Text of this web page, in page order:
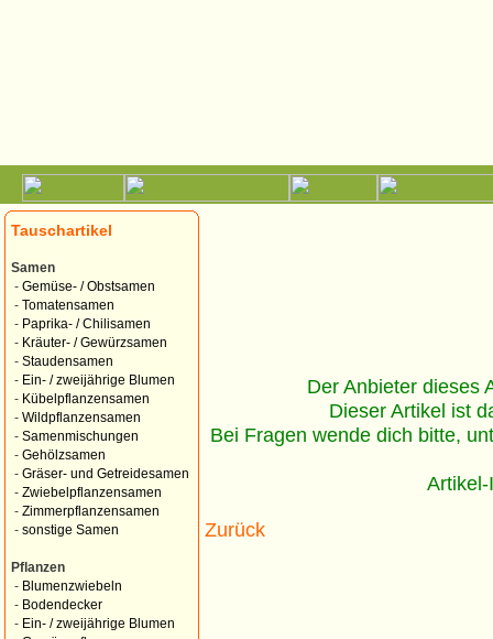
Tauschartikel
Samen
- Gemüse- / Obstsamen
- Tomatensamen
- Paprika- / Chilisamen
- Kräuter- / Gewürzsamen
- Staudensamen
- Ein- / zweijährige Blumen
- Kübelpflanzensamen
- Wildpflanzensamen
- Samenmischungen
- Gehölzsamen
- Gräser- und Getreidesamen
- Zwiebelpflanzensamen
- Zimmerpflanzensamen
- sonstige Samen
Pflanzen
- Blumenzwiebeln
- Bodendecker
- Ein- / zweijährige Blumen
Der Anbieter dieses
Dieser Artikel ist
Bei Fragen wende dich bitte,
Zurück